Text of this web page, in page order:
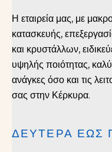
Η εταιρεία μας, με
κατασκευής,
και κρυστάλλων,
υψηλής ποιότητας,
ανάγκες όσο και τις
σας στην Κέρκυρα.
ΔΕΥΤΕΡΑ ΕΩΣ